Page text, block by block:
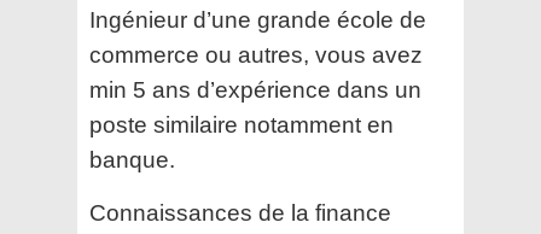
Ingénieur d’une grande école de
commerce ou autres, vous avez
min 5 ans d’expérience dans un
poste similaire notamment en
banque.
Connaissances de la finance